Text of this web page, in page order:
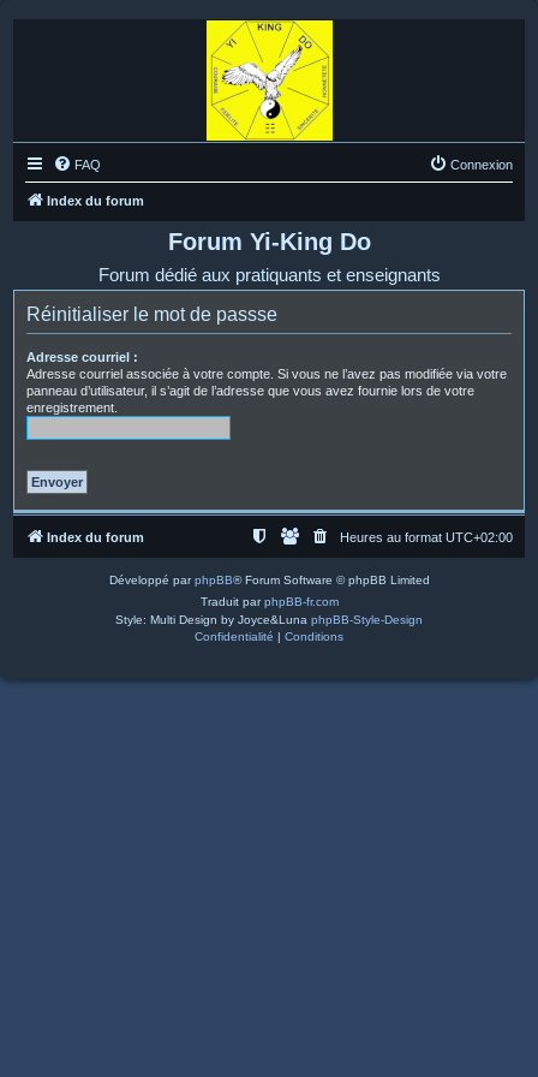
FAQ Connexion
Index du forum
Forum Yi-King Do
Forum dédié aux pratiquants et enseignants
Réinitialiser le mot de passse
Adresse courriel :
Adresse courriel associée à votre compte. Si vous ne l’avez pas modifiée via votre
panneau d’utilisateur, il s’agit de l’adresse que vous avez fournie lors de votre
enregistrement.
Index du forum Heures au format UTC+02:00
Développé parphpBB® Forum Software © phpBB Limited
Traduit parphpBB-fr.com
Style: Multi Design by Joyce&Luna phpBB-Style-Design
Confidentialité | Conditions